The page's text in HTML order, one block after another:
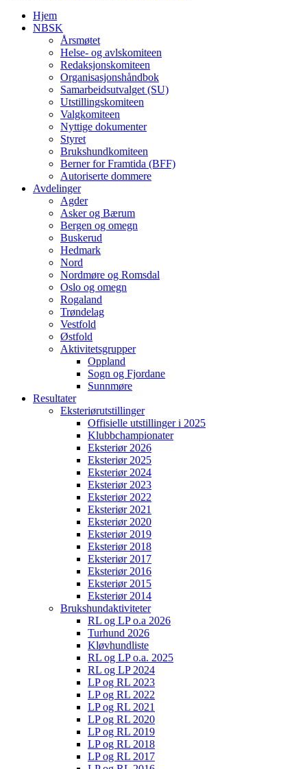
Hjem
NBSK
Årsmøtet
Helse- og avlskomiteen
Redaksjonskomiteen
Organisasjonshåndbok
Samarbeidsutvalget (SU)
Utstillingskomiteen
Valgkomiteen
Nyttige dokumenter
Styret
Brukshundkomiteen
Berner for Framtida (BFF)
Autoriserte dommere
Avdelinger
Agder
Asker og Bærum
Bergen og omegn
Buskerud
Hedmark
Nord
Nordmøre og Romsdal
Oslo og omegn
Rogaland
Trøndelag
Vestfold
Østfold
Aktivitetsgrupper
Oppland
Sogn og Fjordane
Sunnmøre
Resultater
Eksteriørutstillinger
Offisielle utstillinger i 2025
Klubbchampionater
Eksteriør 2026
Eksteriør 2025
Eksteriør 2024
Eksteriør 2023
Eksteriør 2022
Eksteriør 2021
Eksteriør 2020
Eksteriør 2019
Eksteriør 2018
Eksteriør 2017
Eksteriør 2016
Eksteriør 2015
Eksteriør 2014
Brukshundaktiviteter
RL og LP o.a 2026
Turhund 2026
Kløvhundliste
RL og LP o.a. 2025
RL og LP 2024
LP og RL 2023
LP og RL 2022
LP og RL 2021
LP og RL 2020
LP og RL 2019
LP og RL 2018
LP og RL 2017